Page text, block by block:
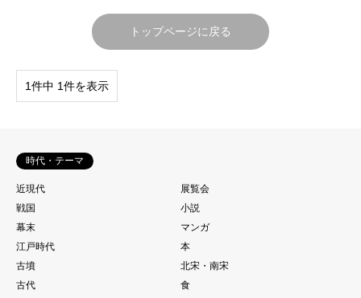
トップページに戻る
1件中 1件を表示
時代・テーマ
近現代
展覧会
戦国
小説
幕末
マンガ
江戸時代
本
古墳
北宋・南宋
古代
食